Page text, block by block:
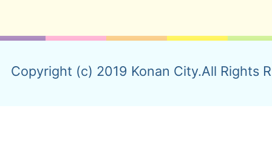
Copyright (c) 2019 Konan City.All Rights